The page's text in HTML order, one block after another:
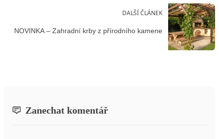
DALŠÍ ČLÁNEK
NOVINKA – Zahradní krby z přírodního kamene
Zanechat komentář